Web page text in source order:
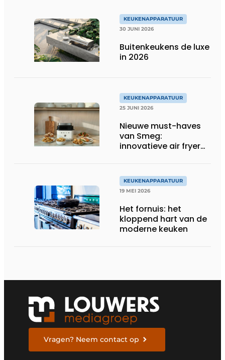
KEUKENAPPARATUUR
30 JUNI 2026
Buitenkeukens de luxe
in 2026
KEUKENAPPARATUUR
25 JUNI 2026
Nieuwe must-haves
van Smeg:
innovatieve air fryer
KEUKENAPPARATUUR
19 MEI 2026
Het fornuis: het
kloppend hart van de
moderne keuken
Vragen? Neem contact op